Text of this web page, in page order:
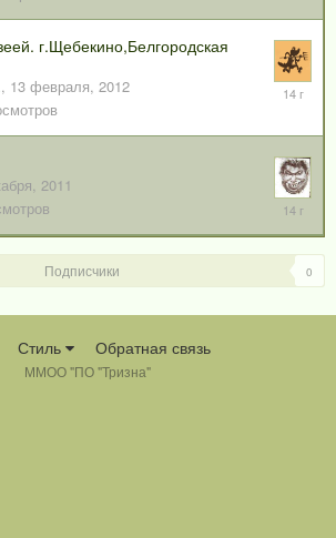
г.Щебекино,Белгородская
, 13 февраля, 2012
13
2011
11
2011
Подписчики 0
Стиль Обратная связь
ММОО "ПО "Тризна"